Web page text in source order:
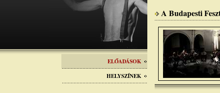
ELŐADÁSOK
HELYSZÍNEK
A Budapesti